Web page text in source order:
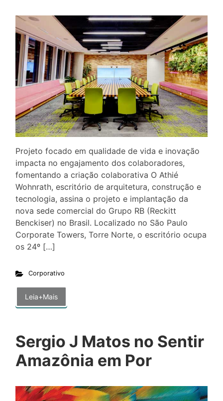
Projeto focado em qualidade de vida e inovação
impacta no engajamento dos colaboradores,
fomentando a criação colaborativa O Athié
Wohnrath, escritório de arquitetura, construção e
tecnologia, assina o projeto e implantação da
nova sede comercial do Grupo RB (Reckitt
Benckiser) no Brasil. Localizado no São Paulo
Corporate Towers, Torre Norte, o escritório ocupa
os 24º […]
Corporativo
Leia+Mais
Sergio J Matos no Sentir
Amazônia em Por